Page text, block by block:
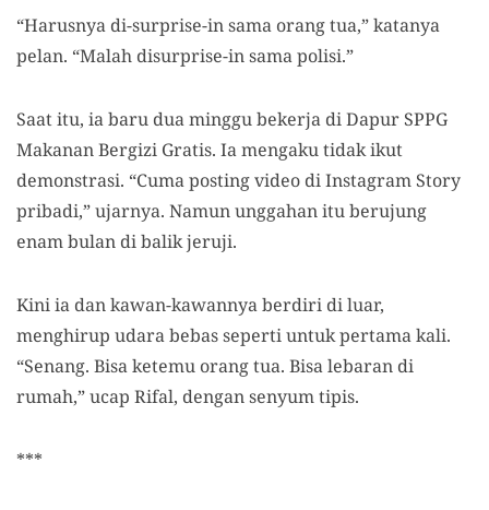
“Harusnya di-surprise-in sama orang tua,” katanya
pelan. “Malah disurprise-in sama polisi.”
Saat itu, ia baru dua minggu bekerja di Dapur SPPG
Makanan Bergizi Gratis. Ia mengaku tidak ikut
demonstrasi. “Cuma posting video di Instagram Story
pribadi,” ujarnya. Namun unggahan itu berujung
enam bulan di balik jeruji.
Kini ia dan kawan-kawannya berdiri di luar,
menghirup udara bebas seperti untuk pertama kali.
“Senang. Bisa ketemu orang tua. Bisa lebaran di
rumah,” ucap Rifal, dengan senyum tipis.
***